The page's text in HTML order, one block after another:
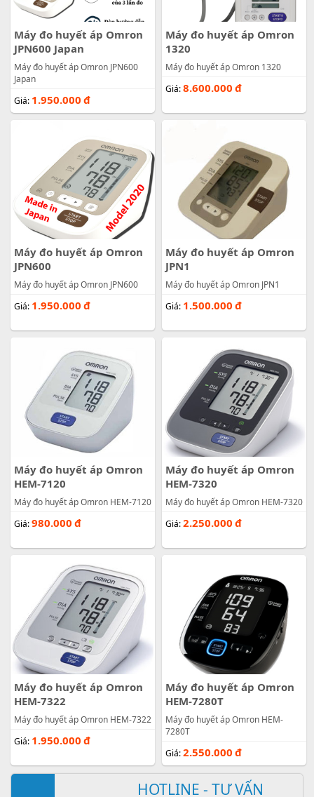
HOTLINE - TƯ VẤN
Máy đo huyết áp Omron
JPN600 Japan
Máy đo huyết áp Omron JPN600
Japan
Giá: 1.950.000 đ
Máy đo huyết áp Omron
1320
Máy đo huyết áp Omron 1320
Giá:8.600.000 đ
Máy đo huyết áp Omron
JPN600
Máy đo huyết áp Omron JPN600
Giá: 1.950.000 đ
Máy đo huyết áp Omron
JPN1
Máy đo huyết áp Omron JPN1
Giá: 1.500.000 đ
Máy đo huyết áp Omron
HEM-7120
Máy đo huyết áp Omron HEM-7120
Giá:980.000 đ
Máy đo huyết áp Omron
HEM-7320
Máy đo huyết áp Omron HEM-7320
Giá:2.250.000 đ
Máy đo huyết áp Omron
HEM-7322
Máy đo huyết áp Omron HEM-7322
Giá: 1.950.000 đ
Máy đo huyết áp Omron
HEM-7280T
Máy đo huyết áp Omron HEM-
7280T
Giá:2.550.000 đ